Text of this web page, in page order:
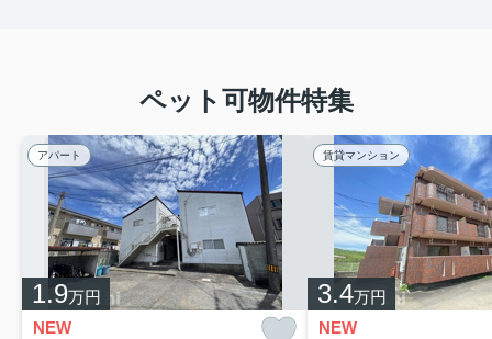
ペット可物件特集
アパート
1.9万円
NEW
賃貸マンション
3.4万円
NEW